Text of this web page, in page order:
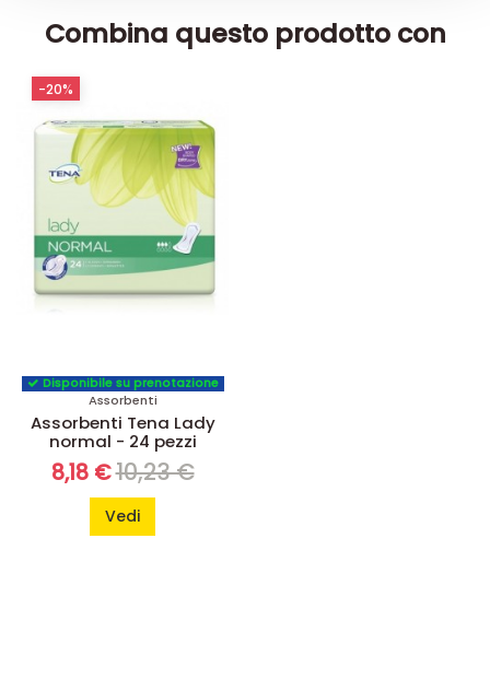
Combina questo prodotto con
Disponibile su prenotazione
Assorbenti
Assorbenti Tena Lady
normal - 24 pezzi
8,18 €10,23 €
Vedi
-20%